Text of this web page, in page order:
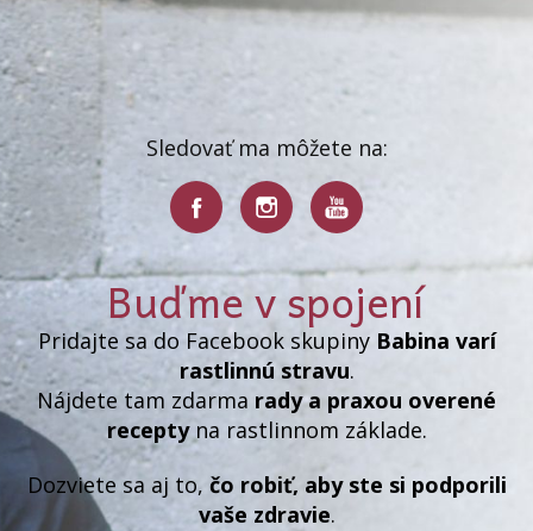
Sledovať ma môžete na:
Buďme v spojení
Pridajte sa do Facebook skupiny Babina varí
rastlinnú stravu.
Nájdete tam zdarma rady a praxou overené
receptyna rastlinnom základe.
Dozviete sa aj to, čo robiť, aby ste si podporili
vaše zdravie.